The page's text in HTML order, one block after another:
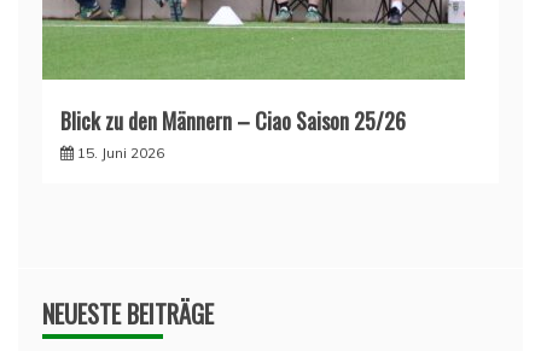
Blick zu den Männern – Ciao Saison 25/26
15. Juni 2026
NEUESTE BEITRÄGE